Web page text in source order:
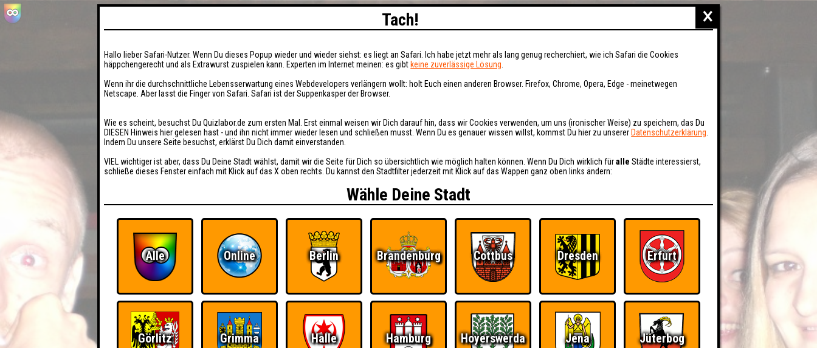
×
Tach!
Hallo lieber Safari-Nutzer. Wenn Du dieses Popup wieder und wieder siehst: es liegt an Safari. Ich habe jetzt mehr als lang genug recherchiert, wie ich Safari die Cookies
häppchengerecht und als Extrawurst zuspielen kann. Experten im Internet meinen: es gibt keine zuverlässige Lösung
Wenn ihr die durchschnittliche Lebensserwartung eines Webdevelopers verlängern wollt: holt Euch einen anderen Browser. Firefox, Chrome, Opera, Edge - meinetwegen
Netscape. Aber lasst die Finger von Safari. Safari ist der Suppenkasper der Browser.
Wie es scheint, besuchst Du Quizlabor.de zum ersten Mal. Erst einmal weisen wir Dich darauf hin, dass wir Cookies verwenden, um uns (ironischer Weise) zu speichern, das Du
DIESEN Hinweis hier gelesen hast - und ihn nicht immer wieder lesen und schließen musst. Wenn Du es genauer wissen willst, kommst Du hier zu unserer Datenschutzerklärung
Indem Du unsere Seite besuchst, erklärst Du Dich damit einverstanden.
VIEL wichtiger ist aber, dass Du Deine Stadt wählst, damit wir die Seite für Dich so übersichtlich wie möglich halten können. Wenn Du Dich wirklich füralle Städte interessierst,
schließe dieses Fenster einfach mit Klick auf das X oben rechts. Du kannst den Stadtfilter jederzeit mit Klick auf das Wappen ganz oben links ändern:
Wähle Deine Stadt
Alle Online Berlin Brandenburg Cottbus Dresden Erfurt
Görlitz Grimma Halle Hamburg Hoyerswerda Jena Jüterbog